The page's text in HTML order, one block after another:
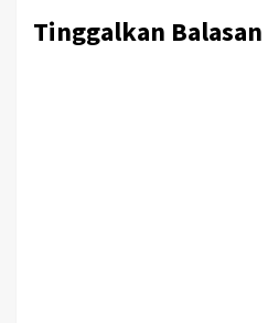
Tinggalkan Balasan